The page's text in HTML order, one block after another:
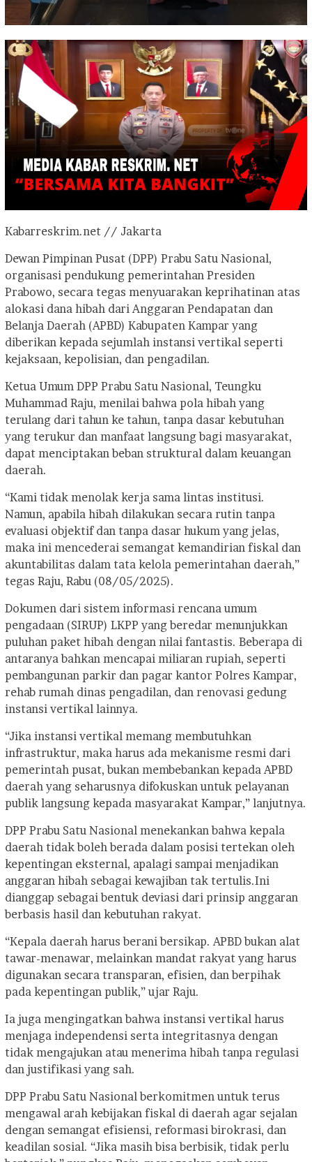
Kabarreskrim.net // Jakarta
Dewan Pimpinan Pusat (DPP) Prabu Satu Nasional,
organisasi pendukung pemerintahan Presiden
Prabowo, secara tegas menyuarakan keprihatinan atas
alokasi dana hibah dari Anggaran Pendapatan dan
Belanja Daerah (APBD) Kabupaten Kampar yang
diberikan kepada sejumlah instansi vertikal seperti
kejaksaan, kepolisian, dan pengadilan.
Ketua Umum DPP Prabu Satu Nasional, Teungku
Muhammad Raju, menilai bahwa pola hibah yang
terulang dari tahun ke tahun, tanpa dasar kebutuhan
yang terukur dan manfaat langsung bagi masyarakat,
dapat menciptakan beban struktural dalam keuangan
daerah.
“Kami tidak menolak kerja sama lintas institusi.
Namun, apabila hibah dilakukan secara rutin tanpa
evaluasi objektif dan tanpa dasar hukum yang jelas,
maka ini mencederai semangat kemandirian fiskal dan
akuntabilitas dalam tata kelola pemerintahan daerah,”
tegas Raju, Rabu (08/05/2025).
Dokumen dari sistem informasi rencana umum
pengadaan (SIRUP) LKPP yang beredar menunjukkan
puluhan paket hibah dengan nilai fantastis. Beberapa di
antaranya bahkan mencapai miliaran rupiah, seperti
pembangunan parkir dan pagar kantor Polres Kampar,
rehab rumah dinas pengadilan, dan renovasi gedung
instansi vertikal lainnya.
“Jika instansi vertikal memang membutuhkan
infrastruktur, maka harus ada mekanisme resmi dari
pemerintah pusat, bukan membebankan kepada APBD
daerah yang seharusnya difokuskan untuk pelayanan
publik langsung kepada masyarakat Kampar,” lanjutnya.
DPP Prabu Satu Nasional menekankan bahwa kepala
daerah tidak boleh berada dalam posisi tertekan oleh
kepentingan eksternal, apalagi sampai menjadikan
anggaran hibah sebagai kewajiban tak tertulis.Ini
dianggap sebagai bentuk deviasi dari prinsip anggaran
berbasis hasil dan kebutuhan rakyat.
“Kepala daerah harus berani bersikap. APBD bukan alat
tawar-menawar, melainkan mandat rakyat yang harus
digunakan secara transparan, efisien, dan berpihak
pada kepentingan publik,” ujar Raju.
Ia juga mengingatkan bahwa instansi vertikal harus
menjaga independensi serta integritasnya dengan
tidak mengajukan atau menerima hibah tanpa regulasi
dan justifikasi yang sah.
DPP Prabu Satu Nasional berkomitmen untuk terus
mengawal arah kebijakan fiskal di daerah agar sejalan
dengan semangat efisiensi, reformasi birokrasi, dan
keadilan sosial. “Jika masih bisa berbisik, tidak perlu